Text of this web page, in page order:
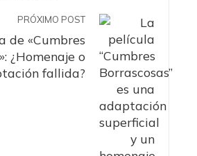
PRÓXIMO POST
de «Cumbres
¿Homenaje o
fallida?